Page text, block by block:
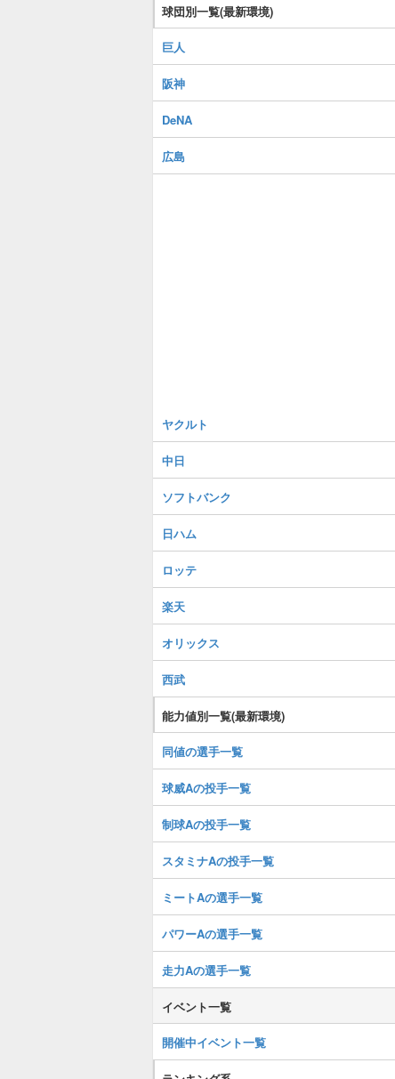
球団別一覧(最新環境)
巨人
阪神
DeNA
広島
ヤクルト
中日
ソフトバンク
日ハム
ロッテ
楽天
オリックス
西武
能力値別一覧(最新環境)
同値の選手一覧
球威Aの投手一覧
制球Aの投手一覧
スタミナAの投手一覧
ミートAの選手一覧
パワーAの選手一覧
走力Aの選手一覧
イベント一覧
開催中イベント一覧